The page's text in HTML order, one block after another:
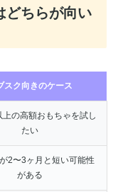
どちらが向い
スク向きのケース
の高額おもちゃを試し
たい
2〜3ヶ月と短い可能性
がある